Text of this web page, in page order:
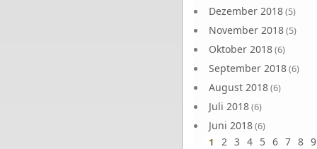
Dezember 2018(5)
November 2018(5)
Oktober 2018(6)
September 2018(6)
August 2018(6)
Juli 2018(6)
Juni 2018(6)
1 2 3 4 5 6 7 8 9